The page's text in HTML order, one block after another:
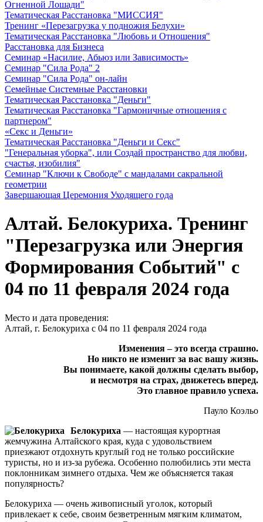
Огненной Лошади"
Тематическая Расстановка "МИССИЯ"
Тренинг «Перезагрузка у подножия Белухи»
Тематическая Расстановка "Любовь и Отношения"
Расстановка для Бизнеса
Семинар «Насилие, Абьюз или Зависимость»
Семинар "Сила Рода" 2
Семинар "Сила Рода" он-лайн
Семейные Системные Расстановки
Тематическая Расстановка "Деньги"
Тематическая Расстановка "Гармоничные отношения с
партнером"
«Секс и Деньги»
Тематическая Расстановка "Деньги и Секс"
"Генеральная уборка", или Создай пространство для любви,
счастья, изобилия"
Семинар "Ключи к Свободе" с мандалами сакральной
геометрии
Завершающая Церемония Уходящего года
Алтай. Белокуриха. Тренинг
"Перезагрузка или Энергия
Формирования Событий" с
04 по 11 февраля 2024 года
Место и дата проведения:
Алтай, г. Белокуриха с 04 по 11 февраля 2024 года
Изменения – это всегда страшно.
Но никто не изменит за вас вашу жизнь.
Вы понимаете, какой должны сделать выбор,
и несмотря на страх, движетесь вперед.
Это главное правило успеха.
Пауло Коэльо
Белокуриха — настоящая курортная
жемчужина Алтайского края, куда с удовольствием
приезжают отдохнуть круглый год не только российские
туристы, но и из-за рубежа. Особенно полюбились эти места
поклонникам зимнего отдыха. Чем же объясняется такая
популярность?
Белокуриха — очень живописный уголок, который
привлекает к себе, своим безветренным мягким климатом,